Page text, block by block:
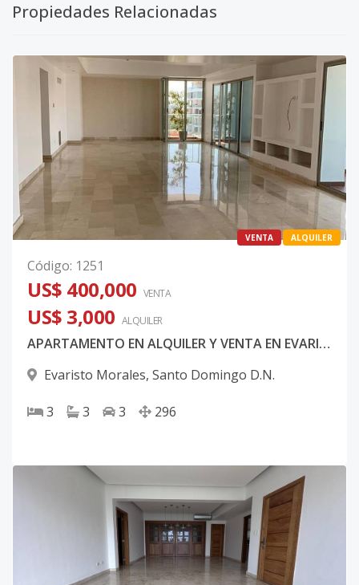
Propiedades Relacionadas
VENTA ALQUILER
Código: 1251
US$ 400,000 VENTA
US$ 3,000 ALQUILER
APARTAMENTO EN ALQUILER Y VENTA EN EVARISTO MORALES
Evaristo Morales, Santo Domingo D.N.
3 3 3 296